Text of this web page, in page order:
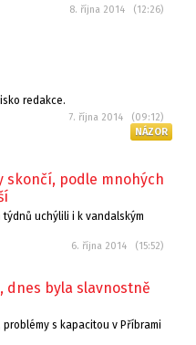
8. října 2014 (12:26)
redakce.
7. října 2014 (09:12)
NÁZOR
skončí, podle mnohých
uchýlili i k vandalským
6. října 2014 (15:52)
dnes byla slavnostně
s kapacitou v Příbrami